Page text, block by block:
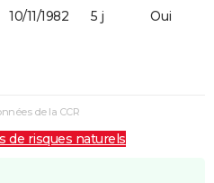
10/11/1982 5 j Oui
de la CCR
de risques naturels